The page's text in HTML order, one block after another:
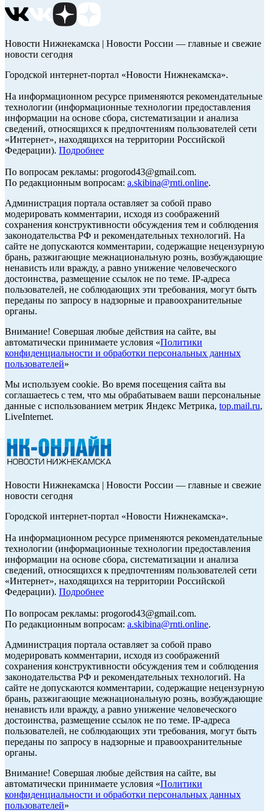
Новости Нижнекамска | Новости России — главные и свежие
новости сегодня
Городской интернет-портал «Новости Нижнекамска».
На информационном ресурсе применяются рекомендательные
технологии (информационные технологии предоставления
информации на основе сбора, систематизации и анализа
сведений, относящихся к предпочтениям пользователей сети
«Интернет», находящихся на территории Российской
Федерации). Подробнее
По вопросам рекламы: progorod43@gmail.com.
По редакционным вопросам: a.skibina@rnti.online.
Администрация портала оставляет за собой право
модерировать комментарии, исходя из соображений
сохранения конструктивности обсуждения тем и соблюдения
законодательства РФ и рекомендательных технологий. На
сайте не допускаются комментарии, содержащие нецензурную
брань, разжигающие межнациональную рознь, возбуждающие
ненависть или вражду, а равно унижение человеческого
достоинства, размещение ссылок не по теме. IP-адреса
пользователей, не соблюдающих эти требования, могут быть
переданы по запросу в надзорные и правоохранительные
органы.
Внимание! Совершая любые действия на сайте, вы
автоматически принимаете условия «Политики
конфиденциальности и обработки персональных данных
пользователей»
Мы используем cookie. Во время посещения сайта вы
соглашаетесь с тем, что мы обрабатываем ваши персональные
данные с использованием метрик Яндекс Метрика, top.mail.ru,
LiveInternet.
Новости Нижнекамска | Новости России — главные и свежие
новости сегодня
Городской интернет-портал «Новости Нижнекамска».
На информационном ресурсе применяются рекомендательные
технологии (информационные технологии предоставления
информации на основе сбора, систематизации и анализа
сведений, относящихся к предпочтениям пользователей сети
«Интернет», находящихся на территории Российской
Федерации). Подробнее
По вопросам рекламы: progorod43@gmail.com.
По редакционным вопросам: a.skibina@rnti.online.
Администрация портала оставляет за собой право
модерировать комментарии, исходя из соображений
сохранения конструктивности обсуждения тем и соблюдения
законодательства РФ и рекомендательных технологий. На
сайте не допускаются комментарии, содержащие нецензурную
брань, разжигающие межнациональную рознь, возбуждающие
ненависть или вражду, а равно унижение человеческого
достоинства, размещение ссылок не по теме. IP-адреса
пользователей, не соблюдающих эти требования, могут быть
переданы по запросу в надзорные и правоохранительные
органы.
Внимание! Совершая любые действия на сайте, вы
автоматически принимаете условия «Политики
конфиденциальности и обработки персональных данных
пользователей»